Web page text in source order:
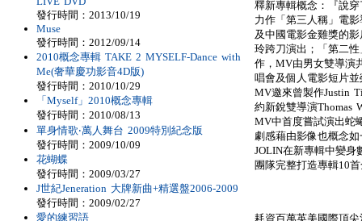
釋新專輯概念：『說
力作「第三人稱」電
及中國電影金雞獎的
玲跨刀演出；「第二
作，MV由男女雙導演
唱會及個人電影短片
MV邀來曾製作Justin
約新銳雙導演Thomas
MV中首度嘗試演出蛇
劇感藉由影像也概念
JOLIN在新專輯中變身
團隊完整打造專輯10
耗資百萬英美國際頂
發行時間：2013/10/19
Muse
發行時間：2012/09/14
2010概念專輯 TAKE 2 MYSELF-Dance with
Me(奢華慶功影音4D版)
發行時間：2010/10/29
「Myself」2010概念專輯
發行時間：2010/08/13
單身情歌‧萬人舞台 2009特別紀念版
發行時間：2009/10/09
花蝴蝶
發行時間：2009/03/27
J世紀Jeneration 大牌新曲+精選盤2006-2009
發行時間：2009/02/27
愛的練習語